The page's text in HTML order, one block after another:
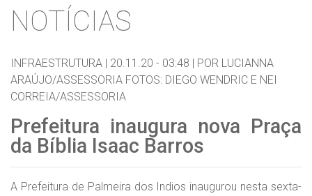
NOTÍCIAS
INFRAESTRUTURA | 20.11.20 - 03:48 | POR LUCIANNA
ARAÚJO/ASSESSORIA FOTOS: DIEGO WENDRIC E NEI
CORREIA/ASSESSORIA
Prefeitura inaugura nova Praça
da Bíblia Isaac Barros
A Prefeitura de Palmeira dos Indios inaugurou nesta sexta-